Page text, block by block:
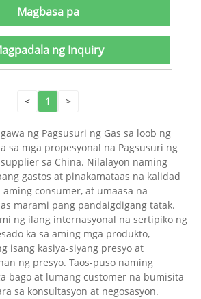
Magbasa pa
ng Inquiry
< 1 >
ng Pagsusuri ng Gas sa loob ng
sa mga propesyonal na Pagsusuri ng
sa China. Nilalayon naming
gastos at pinakamataas na kalidad
aming consumer, at umaasa na
marami pang pandaigdigang tatak.
ng ilang internasyonal na sertipiko ng
ka sa aming mga produkto,
isang kasiya-siyang presyo at
ng presyo. Taos-puso naming
bago at lumang customer na bumisita
sa konsultasyon at negosasyon.